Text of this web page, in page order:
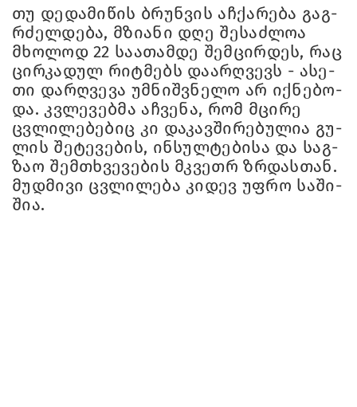
თუ დე­და­მი­წის ბრუნ­ვის აჩ­ქა­რე­ბა გაგ­
რძელ­დე­ბა, მზი­ა­ნი დღე შე­საძ­ლოა
მხო­ლოდ 22 სა­ა­თამ­დე შემ­ცირ­დეს, რაც
ცირ­კა­დულ რიტ­მებს და­არ­ღვევს - ასე­
თი დარ­ღვე­ვა უმ­ნიშ­ვნე­ლო არ იქ­ნე­ბო­
და. კვლე­ვებ­მა აჩ­ვე­ნა, რომ მცი­რე
ცვლი­ლე­ბე­ბიც კი და­კავ­ში­რე­ბუ­ლია გუ­
ლის შე­ტე­ვე­ბის, ინ­სულ­ტე­ბი­სა და საგ­
ზაო შემ­თხვე­ვე­ბის მკვეთრ ზრდას­თან.
მუდ­მი­ვი ცვლი­ლე­ბა კი­დევ უფრო სა­ში­
შია.